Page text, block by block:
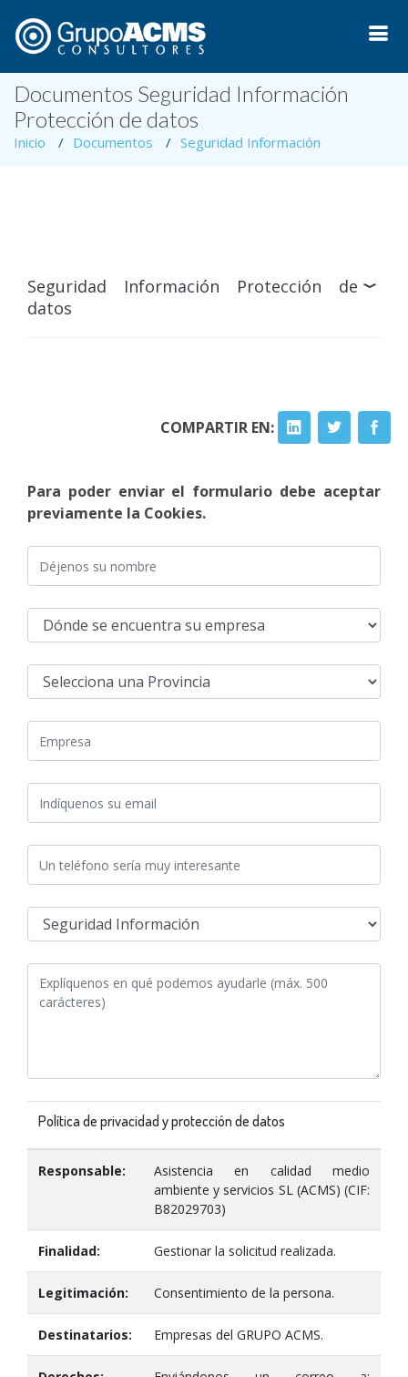
Documentos Seguridad Información
Protección de datos
Inicio Documentos Seguridad Información
Seguridad Información Protección de
datos
COMPARTIR EN:
Para poder enviar el formulario debe aceptar
previamente la Cookies.
Política de privacidad y protección de datos
Responsable:
Asistencia en calidad medio
ambiente y servicios SL (ACMS) (CIF:
B82029703)
Finalidad: Gestionar la solicitud realizada.
Legitimación: Consentimiento de la persona.
Destinatarios: Empresas del GRUPO ACMS.